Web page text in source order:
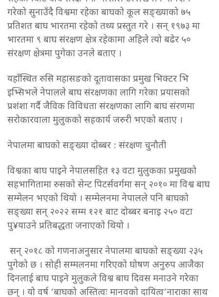
गरेको सुनाउँदै विश्वमा रहेका बाघको कूल सङ्ख्याको ७५
प्रतिशत बाघ भारतमा रहेको तथ्य प्रस्तुत गरे । सन् १९७३ मा
भारतमा ९ बाघ संरक्षण क्षेत्र रहेकामा अहिले त्यो बढेर ५०
संरक्षण क्षेत्रमा पुगेका उनले बताए ।
यहाँस्थित रुसि महासङको दूतावासका प्रमुख भिक्टर भि
इभ्सिभले नेपालले बाघ संरक्षणका लागि गरेका प्रयासको
प्रशंशा गर्दै जैविक विविधता संरक्षणका लागि बाघ संरणमा
सरोकारवाला मुलुकको सहकार्य जरुरी भएको बताए ।
नेपालमा बाघको सङ्ख्या दोब्बर : संरक्षण चुनौती
विश्वका बाघ पाइने नेपालसहित १३ वटा मुलुकका प्रमुखको
सहभागितामा रुसको सेन्ट पिटर्सवर्गमा सन् २०१० मा विश्व बाघ
सम्मेलन भएको थियो । सम्मेलनमा नेपालले पनि बाघको
सङ्ख्या सन् २०२२ सम्म १२१ बाट दोब्बर बनाइ २५० वटा
पु¥याउने प्रतिबद्धता जनाएको थियो ।
सन् २०१८ को गणनाअनुसार नेपालमा बाघको सङ्ख्या २३५
पुगेको छ । सोही सम्मलनमा गरिएको घोषण अनुरुप आजैका
दिनलाई बाघ पाइने मुलुकले विश्व बाघ दिवस मनाउने गरेका
छन् । यो वर्ष ‘बाघको अस्तित्वः मानवको दायित्व’नाराका साथ